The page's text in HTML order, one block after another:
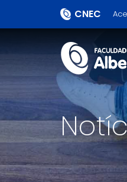
CNEC